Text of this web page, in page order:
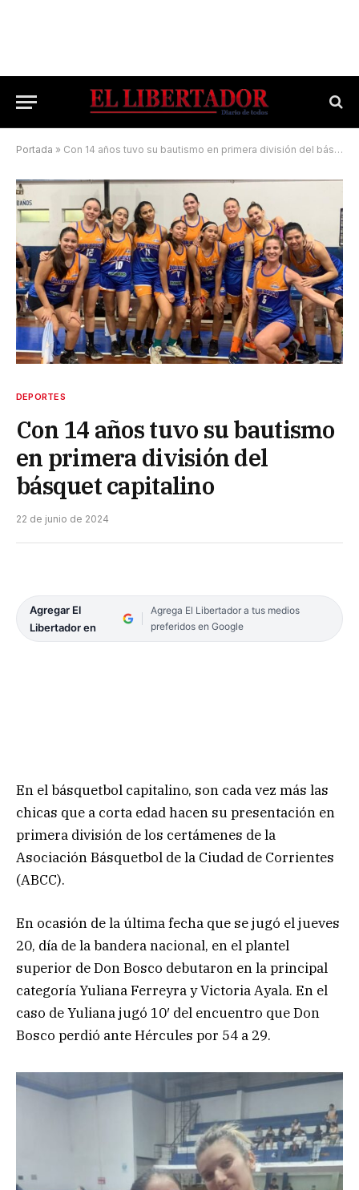
Portada » Con 14 años tuvo su bautismo en primera división del básquet capitalino
DEPORTES
Con 14 años tuvo su bautismo
en primera división del
básquet capitalino
22 de junio de 2024
Agregar El
Libertador en
Agrega El Libertador a tus medios
preferidos en Google
En el básquetbol capitalino, son cada vez más las
chicas que a corta edad hacen su presentación en
primera división de los certámenes de la
Asociación Básquetbol de la Ciudad de Corrientes
(ABCC).
En ocasión de la última fecha que se jugó el jueves
20, día de la bandera nacional, en el plantel
superior de Don Bosco debutaron en la principal
categoría Yuliana Ferreyra y Victoria Ayala. En el
caso de Yuliana jugó 10′ del encuentro que Don
Bosco perdió ante Hércules por 54 a 29.